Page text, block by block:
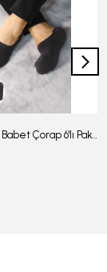
Bambu Erkek Babet Çorap 6'lı Paket -J-08